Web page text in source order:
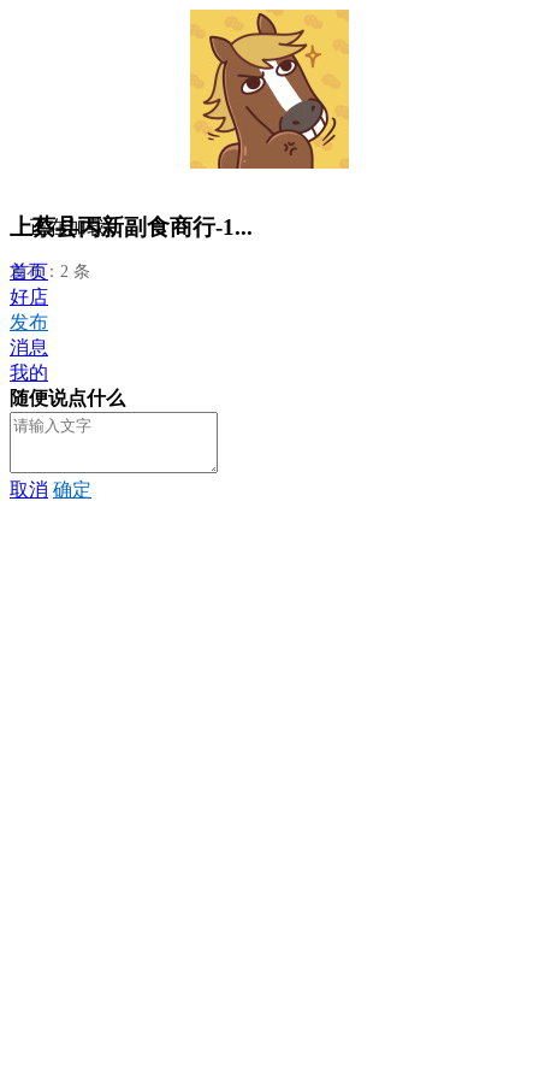
上蔡县丙新副食商行-1...
发布：2 条
正在加载...
首页
好店
发布
消息
我的
随便说点什么
取消 确定